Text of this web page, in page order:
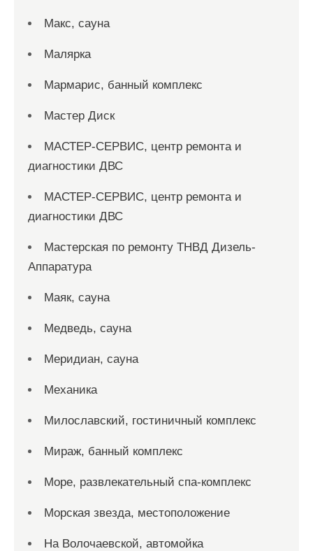
Макс, сауна
Малярка
Мармарис, банный комплекс
Мастер Диск
МАСТЕР-СЕРВИС, центр ремонта и
диагностики ДВС
МАСТЕР-СЕРВИС, центр ремонта и
диагностики ДВС
Мастерская по ремонту ТНВД Дизель-
Аппаратура
Маяк, сауна
Медведь, сауна
Меридиан, сауна
Механика
Милославский, гостиничный комплекс
Мираж, банный комплекс
Море, развлекательный спа-комплекс
Морская звезда, местоположение
На Волочаевской, автомойка